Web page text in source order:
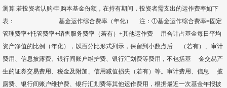
测算 若投资者认购/申购本基金份额，在持有期间，投资者需支出的运作费率如下
表： 基金运作综合费率（年化） 注：①基金运作综合费率=固定
管理费率+托管费率+销售服务费率（若有）+其他运作费 用合计占基金每日平均
资产净值的比例（年化），以百分比形式列示，保留到小数点后 （若有）、审计
费用、信息披露费、银行间账户维护费、银行汇划费等费用，不包括基 金交易产
生的证券交易费用、税金及附加、信用减值损失（若有）等。审计费用、信息 披
露费、银行间账户维护费、银行汇划费等其他运作费用，根据最近一次基金年报披